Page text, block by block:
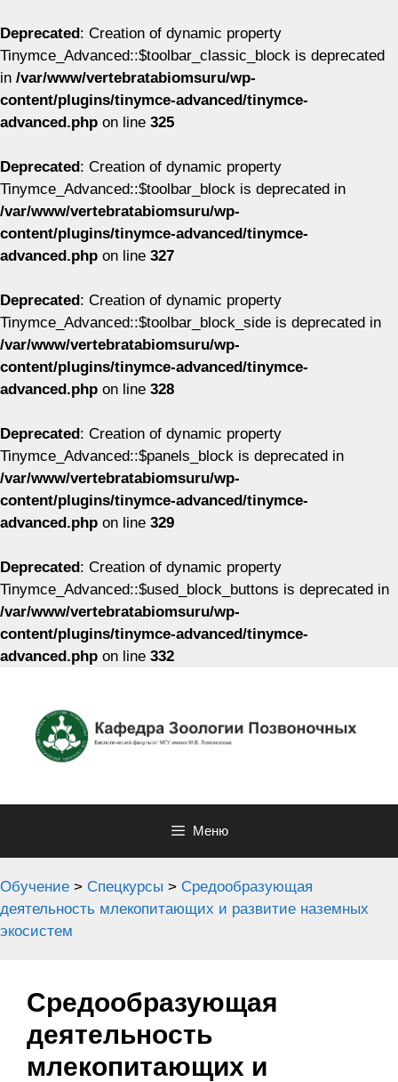
Deprecated: Creation of dynamic property
Tinymce_Advanced::$toolbar_classic_block is deprecated
in /var/www/vertebratabiomsuru/wp-
content/plugins/tinymce-advanced/tinymce-
advanced.php on line 325
Deprecated: Creation of dynamic property
Tinymce_Advanced::$toolbar_block is deprecated in
/var/www/vertebratabiomsuru/wp-
content/plugins/tinymce-advanced/tinymce-
advanced.php on line 327
Deprecated: Creation of dynamic property
Tinymce_Advanced::$toolbar_block_side is deprecated in
/var/www/vertebratabiomsuru/wp-
content/plugins/tinymce-advanced/tinymce-
advanced.php on line 328
Deprecated: Creation of dynamic property
Tinymce_Advanced::$panels_block is deprecated in
/var/www/vertebratabiomsuru/wp-
content/plugins/tinymce-advanced/tinymce-
advanced.php on line 329
Deprecated: Creation of dynamic property
Tinymce_Advanced::$used_block_buttons is deprecated in
/var/www/vertebratabiomsuru/wp-
content/plugins/tinymce-advanced/tinymce-
advanced.php on line 332
содержимому
Меню
Обучение > Спецкурсы > Средообразующая
деятельность млекопитающих и развитие наземных
экосистем
Средообразующая
деятельность
млекопитающих и